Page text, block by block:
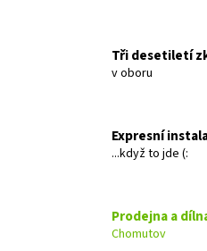
Tři desetiletí
v oboru
Expresní
...když to jde (:
Prodejna a
Chomutov